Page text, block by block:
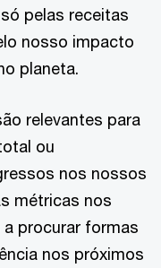
pelas receitas
nosso impacto
planeta.
relevantes para
ou
nos nossos
métricas nos
procurar formas
nos próximos